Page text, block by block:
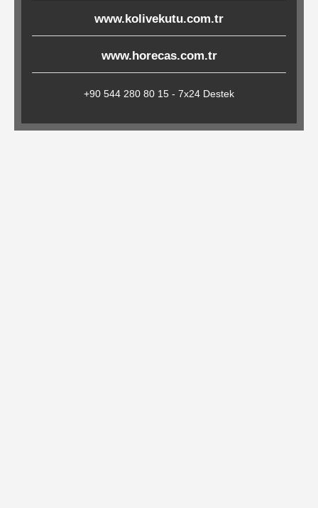
Amerikan
Servisler
&
Kağıt
www.kolivekutu.com.tr
www.horecas.com.tr
+90 544 280 80 15 - 7x24 Destek